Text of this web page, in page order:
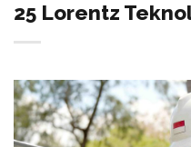
25 Lorentz